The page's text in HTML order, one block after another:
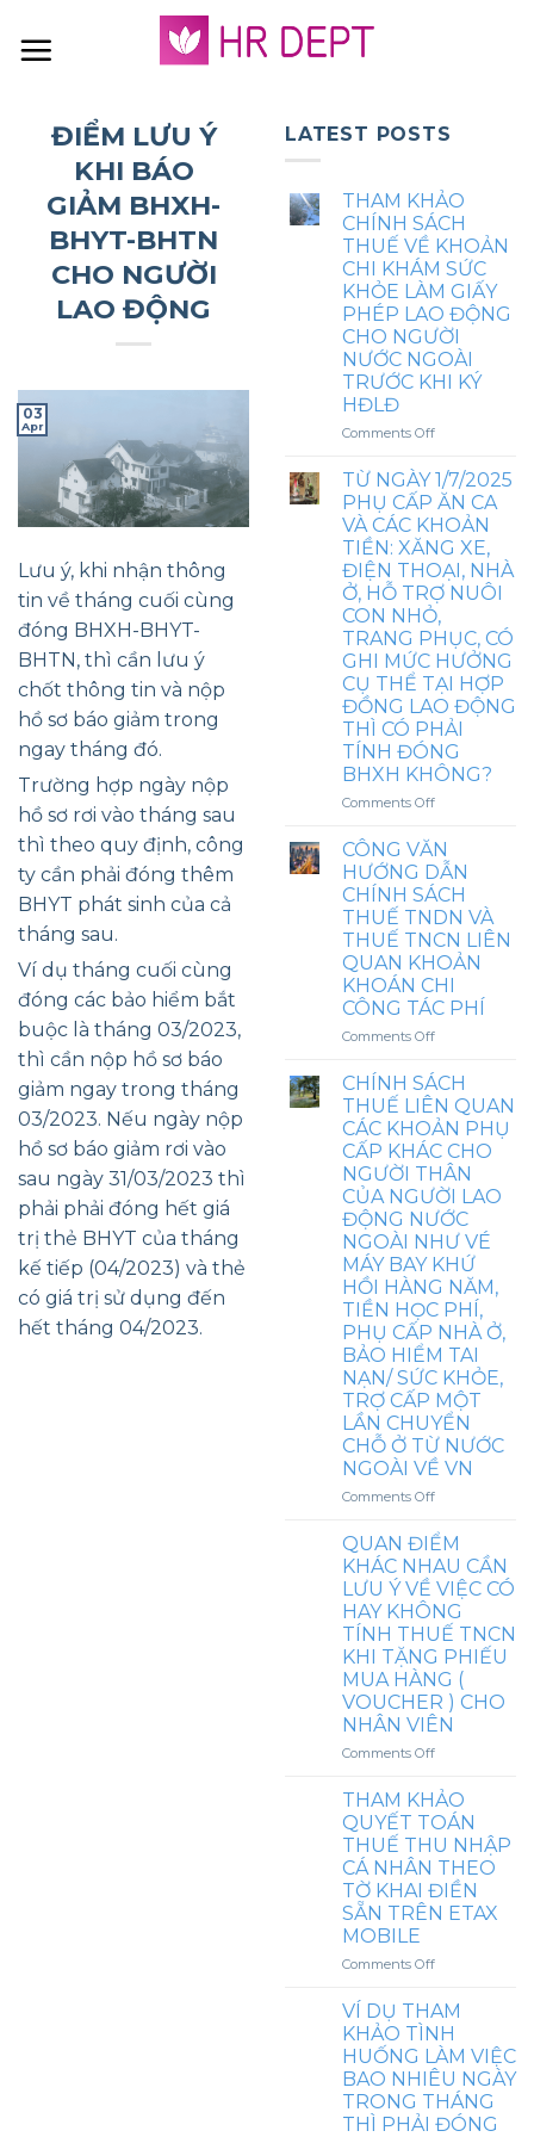
ĐIỂM LƯU Ý
KHI BÁO
GIẢM BHXH-
BHYT-BHTN
CHO NGƯỜI
LAO ĐỘNG
03
Apr
Lưu ý, khi nhận thông
tin về tháng cuối cùng
đóng BHXH-BHYT-
BHTN, thì cần lưu ý
chốt thông tin và nộp
hồ sơ báo giảm trong
ngay tháng đó.
Trường hợp ngày nộp
hồ sơ rơi vào tháng sau
thì theo quy định, công
ty cần phải đóng thêm
BHYT phát sinh của cả
tháng sau.
Ví dụ tháng cuối cùng
đóng các bảo hiểm bắt
buộc là tháng 03/2023,
thì cần nộp hồ sơ báo
giảm ngay trong tháng
03/2023. Nếu ngày nộp
hồ sơ báo giảm rơi vào
sau ngày 31/03/2023 thì
phải phải đóng hết giá
trị thẻ BHYT của tháng
kế tiếp (04/2023) và thẻ
có giá trị sử dụng đến
hết tháng 04/2023.
LATEST POSTS
THAM KHẢO
CHÍNH SÁCH
THUẾ VỀ KHOẢN
CHI KHÁM SỨC
KHỎE LÀM GIẤY
PHÉP LAO ĐỘNG
CHO NGƯỜI
NƯỚC NGOÀI
TRƯỚC KHI KÝ
HĐLĐ
Comments Offon
KHẢO
CHÍNH
SÁCH
THUẾ
VỀ
KHOẢN
CHI
KHÁM
SỨC
KHỎE
LÀM
GIẤY
PHÉP
LAO
ĐỘNG
CHO
NGƯỜI
TRƯỚC
KHI
KÝ
HĐLĐ
TỪ NGÀY 1/7/2025
PHỤ CẤP ĂN CA
VÀ CÁC KHOẢN
TIỀN: XĂNG XE,
ĐIỆN THOẠI, NHÀ
Ở, HỖ TRỢ NUÔI
CON NHỎ,
TRANG PHỤC, CÓ
GHI MỨC HƯỞNG
CỤ THỂ TẠI HỢP
ĐỒNG LAO ĐỘNG
THÌ CÓ PHẢI
TÍNH ĐÓNG
BHXH KHÔNG?
Comments Offon
NGÀY
1/7/2025
PHỤ
CẤP
ĂN
CA
VÀ
CÁC
KHOẢN
ĐIỆN
THOẠI,
NHÀ
Ở,
HỖ
TRỢ
NUÔI
CON
NHỎ,
TRANG
PHỤC,
CÓ
GHI
MỨC
HƯỞNG
CỤ
THỂ
TẠI
HỢP
ĐỒNG
LAO
THÌ
CÓ
PHẢI
TÍNH
ĐÓNG
BHXH
KHÔNG?
CÔNG VĂN
HƯỚNG DẪN
CHÍNH SÁCH
THUẾ TNDN VÀ
THUẾ TNCN LIÊN
QUAN KHOẢN
KHOÁN CHI
CÔNG TÁC PHÍ
Comments Offon
VĂN
HƯỚNG
DẪN
CHÍNH
SÁCH
THUẾ
TNDN
VÀ
THUẾ
TNCN
LIÊN
QUAN
KHOẢN
KHOÁN
CHI
CÔNG
TÁC
PHÍ
CHÍNH SÁCH
THUẾ LIÊN QUAN
CÁC KHOẢN PHỤ
CẤP KHÁC CHO
NGƯỜI THÂN
CỦA NGƯỜI LAO
ĐỘNG NƯỚC
NGOÀI NHƯ VÉ
MÁY BAY KHỨ
HỒI HÀNG NĂM,
TIỀN HỌC PHÍ,
PHỤ CẤP NHÀ Ở,
BẢO HIỂM TAI
NẠN/ SỨC KHỎE,
TRỢ CẤP MỘT
LẦN CHUYỂN
CHỖ Ở TỪ NƯỚC
NGOÀI VỀ VN
Comments Offon
SÁCH
THUẾ
LIÊN
QUAN
CÁC
KHOẢN
PHỤ
CẤP
KHÁC
CHO
NGƯỜI
LAO
ĐỘNG
NƯỚC
NGOÀI
NHƯ
VÉ
BAY
HỒI
HÀNG
NĂM,
TIỀN
HỌC
PHÍ,
PHỤ
QUAN ĐIỂM
KHÁC NHAU CẦN
LƯU Ý VỀ VIỆC CÓ
HAY KHÔNG
TÍNH THUẾ TNCN
KHI TẶNG PHIẾU
MUA HÀNG (
VOUCHER ) CHO
NHÂN VIÊN
Comments Offon
ĐIỂM
KHÁC
NHAU
CẦN
LƯU
Ý
VỀ
TÍNH
THUẾ
TNCN
KHI
TẶNG
PHIẾU
THAM KHẢO
QUYẾT TOÁN
THUẾ THU NHẬP
CÁ NHÂN THEO
TỜ KHAI ĐIỀN
SẴN TRÊN ETAX
MOBILE
Comments Offon
KHẢO
QUYẾT
TOÁN
THUẾ
THU
NHẬP
CÁ
VÍ DỤ THAM
KHẢO TÌNH
HUỐNG LÀM VIỆC
BAO NHIÊU NGÀY
TRONG THÁNG
THÌ PHẢI ĐÓNG